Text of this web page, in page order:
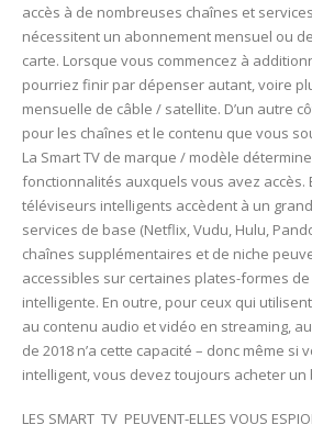
accès à de nombreuses chaînes et
nécessitent un abonnement mensuel ou
carte. Lorsque vous commencez à
pourriez finir par dépenser autant, voire
mensuelle de câble / satellite. D’un autre
pour les chaînes et le contenu que vous
La Smart TV de marque / modèle
fonctionnalités auxquels vous avez accès.
téléviseurs intelligents accèdent à un
services de base (Netflix, Vudu, Hulu,
chaînes supplémentaires et de niche
accessibles sur certaines plates-formes
intelligente. En outre, pour ceux qui
au contenu audio et vidéo en streaming,
de 2018 n’a cette capacité – donc même
intelligent, vous devez toujours acheter un
LES SMART TV PEUVENT-ELLES VOUS